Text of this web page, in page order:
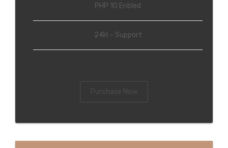
PHP 10 Enbled
24H – Support
Purchase Now